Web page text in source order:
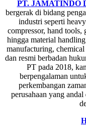
PT. JAMATINDO
bergerak di bidang
industri seperti
compressor, hand tools,
hingga material
manufacturing,
dan resmi berbadan
PT pada 2018,
berpengalaman
perkembangan
perusahaan yang